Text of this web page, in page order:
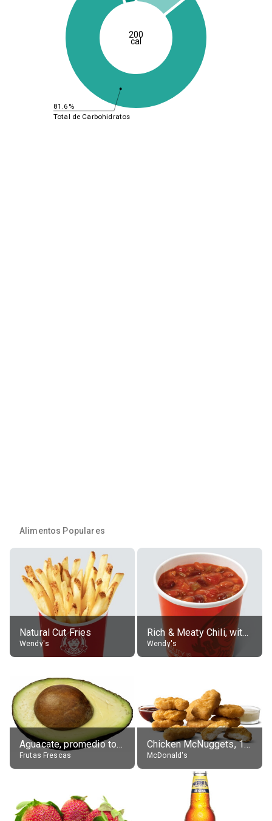
81.6%
Total de Carbohidratos
200
cal
Alimentos Populares
Natural Cut Fries
Wendy's
Rich & Meaty Chili, without toppings, large
Wendy's
Aguacate, promedio todos variedades, crudo
Frutas Frescas
Chicken McNuggets, 10 pieces, without sauce
McDonald's